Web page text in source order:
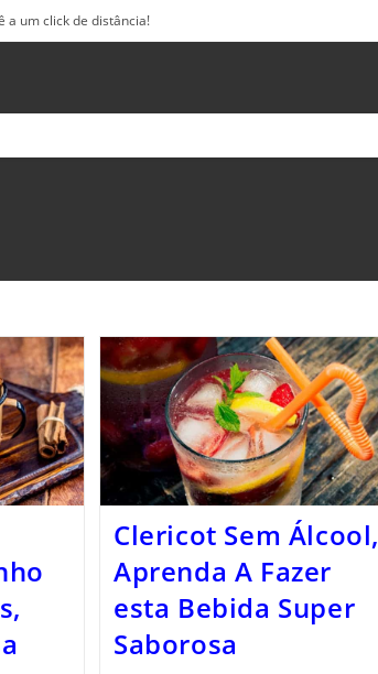
a um click de distância!
Clericot Sem Álcool,
Aprenda A Fazer
esta Bebida Super
Saborosa